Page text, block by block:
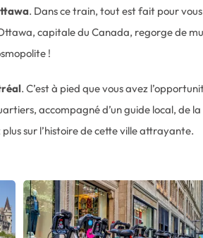
. Dans ce train, tout est fait pour vous
capitale du Canada, regorge de
!
. C’est à pied que vous avez
accompagné d’un guide local, de la
sur l’histoire de cette ville attrayante.